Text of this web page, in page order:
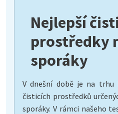
Nejlepší
prostředky
sporáky
V dnešní době je na trhu
čisticích prostředků
sporáky. V rámci našeho